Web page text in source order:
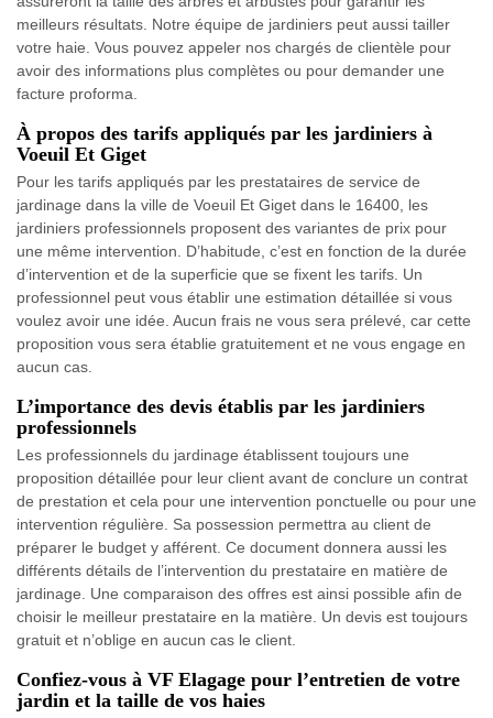
meilleurs résultats. Notre équipe de jardiniers peut aussi tailler
votre haie. Vous pouvez appeler nos chargés de clientèle pour
avoir des informations plus complètes ou pour demander une
facture proforma.
À propos des tarifs appliqués par les jardiniers à
Voeuil Et Giget
Pour les tarifs appliqués par les prestataires de service de
jardinage dans la ville de Voeuil Et Giget dans le 16400, les
jardiniers professionnels proposent des variantes de prix pour
une même intervention. D’habitude, c’est en fonction de la durée
d’intervention et de la superficie que se fixent les tarifs. Un
professionnel peut vous établir une estimation détaillée si vous
voulez avoir une idée. Aucun frais ne vous sera prélevé, car cette
proposition vous sera établie gratuitement et ne vous engage en
aucun cas.
L’importance des devis établis par les jardiniers
professionnels
Les professionnels du jardinage établissent toujours une
proposition détaillée pour leur client avant de conclure un contrat
de prestation et cela pour une intervention ponctuelle ou pour une
intervention régulière. Sa possession permettra au client de
préparer le budget y afférent. Ce document donnera aussi les
différents détails de l’intervention du prestataire en matière de
jardinage. Une comparaison des offres est ainsi possible afin de
choisir le meilleur prestataire en la matière. Un devis est toujours
gratuit et n’oblige en aucun cas le client.
Confiez-vous à VF Elagage pour l’entretien de votre
jardin et la taille de vos haies